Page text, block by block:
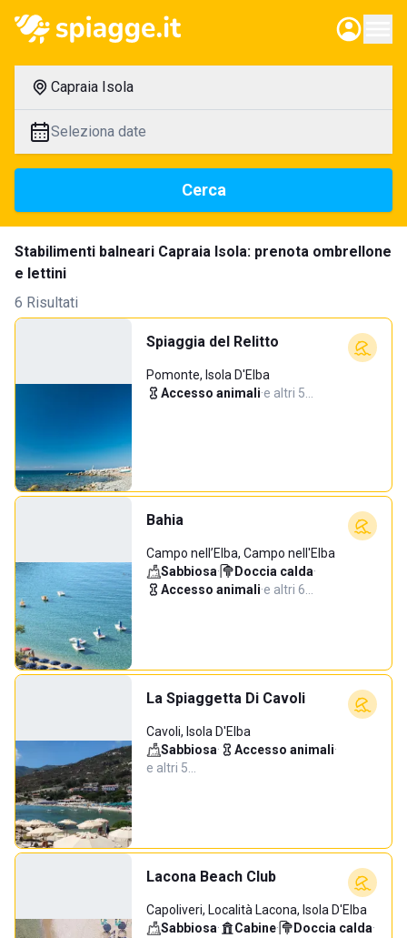
Capraia Isola
Seleziona date
Cerca
Stabilimenti balneari Capraia Isola: prenota ombrellone
e lettini
6 Risultati
Spiaggia del Relitto
Pomonte, Isola D'Elba
Accesso animali·e altri 5…
Bahia
Campo nell’Elba, Campo nell'Elba
Sabbiosa· Doccia calda·
Accesso animali·e altri 6…
La Spiaggetta Di Cavoli
Cavoli, Isola D'Elba
Sabbiosa· Accesso animali·
e altri 5…
Lacona Beach Club
Capoliveri, Località Lacona, Isola D'Elba
Sabbiosa· Cabine· Doccia calda·